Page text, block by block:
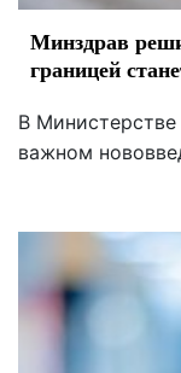
Минздрав
границей
В Министерстве
важном